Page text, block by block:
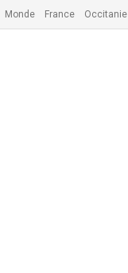
Monde France Occitanie